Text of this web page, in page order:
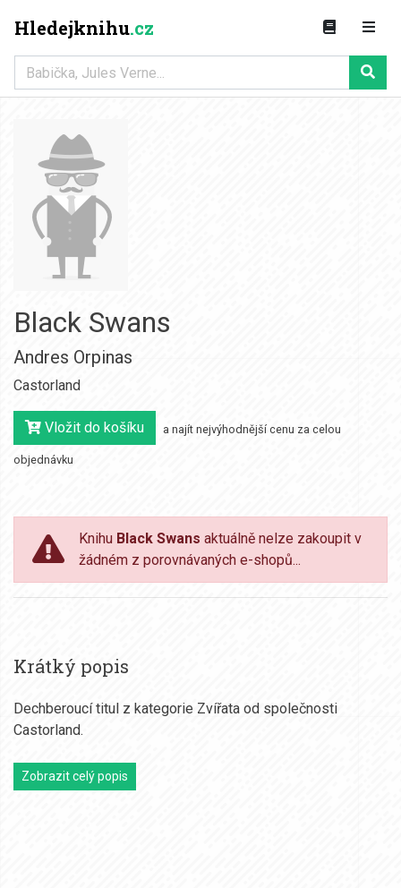
Hledejknihu.cz
Black Swans
Andres Orpinas
Castorland
Vložit do košíku a najít nejvýhodnější cenu za celou
objednávku
Knihu Black Swans aktuálně nelze zakoupit v
žádném z porovnávaných e-shopů...
Krátký popis
Dechberoucí titul z kategorie Zvířata od společnosti
Castorland.
Zobrazit celý popis